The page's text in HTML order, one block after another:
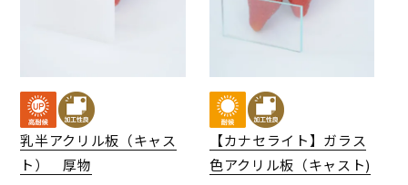
乳半アクリル板（キャス
ト） 厚物
【カナセライト】ガラス
色アクリル板（キャスト)